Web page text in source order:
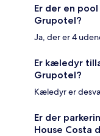
Er der en
Grupotel?
Ja, der er 4
Er kæledyr
Grupotel?
Kæledyr er
Er der
House Costa